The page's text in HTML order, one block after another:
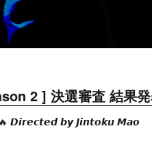
2 ] 決選審査 結果
𝙗𝙮 𝙅𝙞𝙣𝙩𝙤𝙠𝙪 𝙈𝙖𝙤